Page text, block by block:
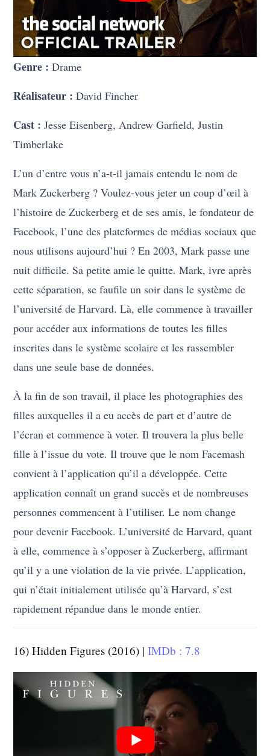
Genre : Drame
Réalisateur : David Fincher
Cast :Jesse Eisenberg, Andrew Garfield, Justin
Timberlake
L’un d’entre vous n’a-t-il jamais entendu le nom de
Mark Zuckerberg ? Voulez-vous jeter un coup d’œil à
l’histoire de Zuckerberg et de ses amis, le fondateur de
Facebook, l’une des plateformes de médias sociaux que
nous utilisons aujourd’hui ? En 2003, Mark passe une
nuit difficile. Sa petite amie le quitte. Mark, ivre après
cette séparation, se faufile un soir dans le système de
l’université de Harvard. Là, elle commence à travailler
pour accéder aux informations de toutes les filles
inscrites dans le système scolaire et les rassembler
dans une seule base de données.
À la fin de son travail, il place les photographies des
filles auxquelles il a eu accès de part et d’autre de
l’écran et commence à voter. Il trouvera la plus belle
fille à l’issue du vote. Il trouve que le nom Facemash
convient à l’application qu’il a développée. Cette
application connaît un grand succès et de nombreuses
personnes commencent à l’utiliser. Le nom change
pour devenir Facebook. L’université de Harvard, quant
à elle, commence à s’opposer à Zuckerberg, affirmant
qu’il y a une violation de la vie privée. L’application,
qui n’était initialement utilisée qu’à Harvard, s’est
rapidement répandue dans le monde entier.
16) Hidden Figures (2016) |IMDb : 7.8